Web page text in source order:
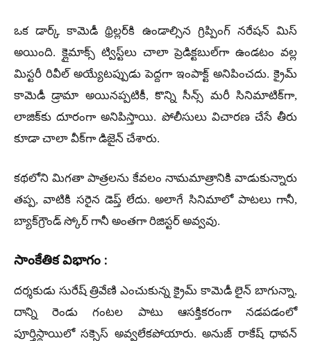
ఒక డార్క్ కామెడీ థ్రిల్లర్‌కి ఉండాల్సిన గ్రిప్పింగ్ నరేషన్ మిస్
అయింది. క్లైమాక్స్ ట్విస్ట్‌లు చాలా ప్రెడిక్టబుల్‌గా ఉండటం వల్ల
మిస్టరీ రివీల్ అయ్యేటప్పుడు పెద్దగా ఇంపాక్ట్ అనిపించదు. క్రైమ్
కామెడీ డ్రామా అయినప్పటికీ, కొన్ని సీన్స్ మరీ సినిమాటిక్‌గా,
లాజిక్‌కు దూరంగా అనిపిస్తాయి. పోలీసులు విచారణ చేసే తీరు
కూడా చాలా వీక్‌గా డిజైన్ చేశారు.
కథలోని మిగతా పాత్రలను కేవలం నామమాత్రానికి వాడుకున్నారు
తప్ప, వాటికి సరైన డెప్త్ లేదు. అలాగే సినిమాలో పాటలు గానీ,
బ్యాక్‌గ్రౌండ్ స్కోర్ గానీ అంతగా రిజిస్టర్ అవ్వవు.
సాంకేతిక విభాగం :
దర్శకుడు సురేష్ త్రివేణి ఎంచుకున్న క్రైమ్ కామెడీ లైన్ బాగున్నా,
దాన్ని రెండు గంటల పాటు ఆసక్తికరంగా నడపడంలో
పూర్తిస్థాయిలో సక్సెస్ అవ్వలేకపోయారు. అనుజ్ రాకేష్ ధావన్